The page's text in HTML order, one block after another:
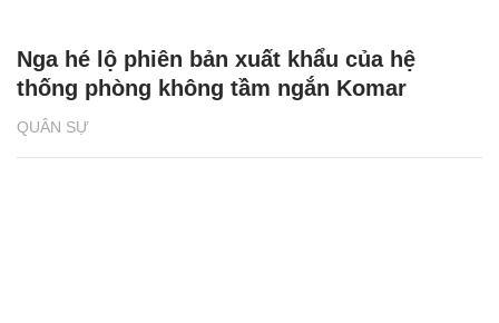
QUÂN SỰ
Nga hé lộ phiên bản xuất khẩu của hệ
thống phòng không tầm ngắn Komar